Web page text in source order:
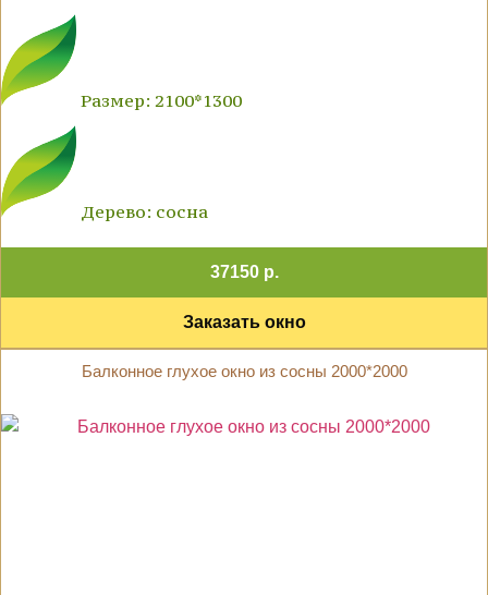
Размер: 2100*1300
Дерево: сосна
37150 р.
Заказать окно
Балконное глухое окно из сосны 2000*2000